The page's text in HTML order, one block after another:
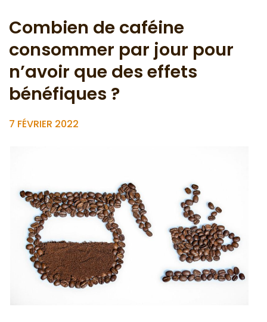
Combien de caféine
consommer par jour pour
n’avoir que des effets
bénéfiques ?
7 FÉVRIER 2022